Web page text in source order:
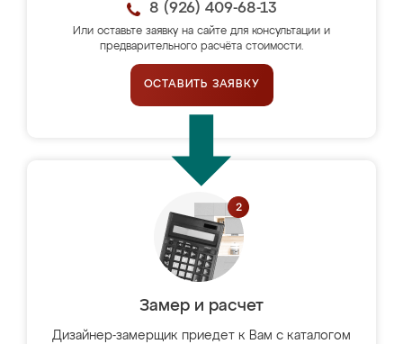
8 (926) 409-68-13
Или оставьте заявку на сайте для консультации и
предварительного расчёта стоимости.
ОСТАВИТЬ ЗАЯВКУ
Замер и расчет
Дизайнер-замерщик приедет к Вам с каталогом